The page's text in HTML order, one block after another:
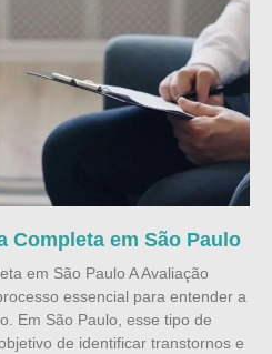
Completa em São Paulo
em São Paulo A Avaliação
essencial para entender a
Em São Paulo, esse tipo de
de identificar transtornos e